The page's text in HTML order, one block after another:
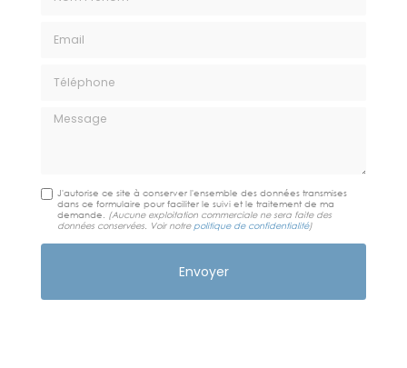
Message
J'autorise ce site à conserver l'ensemble des données transmises
dans ce formulaire pour faciliter le suivi et le traitement de ma
demande. (Aucune exploitation commerciale ne sera faite des
données conservées. Voir notre politique de confidentialité)